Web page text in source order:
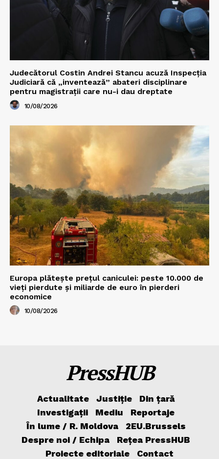
Judecătorul Costin Andrei Stancu acuză Inspecția
Judiciară că „inventează” abateri disciplinare
pentru magistrații care nu-i dau dreptate
10/08/2026
Europa plătește prețul caniculei: peste 10.000 de
vieți pierdute și miliarde de euro în pierderi
economice
10/08/2026
PressHUB
Actualitate Justiție
Din țară
Investigații
Mediu
Reportaje
În lume / R. Moldova
2EU.Brussels
Despre noi / Echipa
Rețea PressHUB
Proiecte editoriale
Contact